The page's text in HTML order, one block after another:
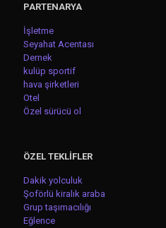
PARTENARYA
İşletme
Seyahat Acentası
Dernek
kulüp sportif
hava şirketleri
Otel
Özel sürücü ol
ÖZEL TEKLİFLER
Dakik yolculuk
Şoförlü kiralık araba
Grup taşımacılığı
Eğlence